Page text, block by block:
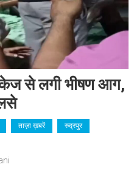
से लगी भीषण आग,
ताज़ा ख़बरें
रुद्रपुर